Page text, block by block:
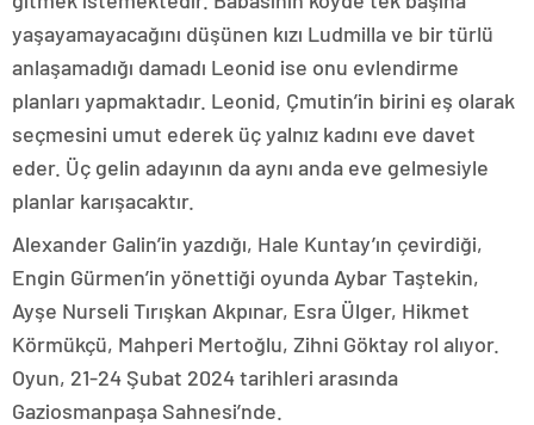
yaşayamayacağını düşünen kızı Ludmilla ve bir türlü
anlaşamadığı damadı Leonid ise onu evlendirme
planları yapmaktadır. Leonid, Çmutin’in birini eş olarak
seçmesini umut ederek üç yalnız kadını eve davet
eder. Üç gelin adayının da aynı anda eve gelmesiyle
planlar karışacaktır.
Alexander Galin’in yazdığı, Hale Kuntay’ın çevirdiği,
Engin Gürmen’in yönettiği oyunda Aybar Taştekin,
Ayşe Nurseli Tırışkan Akpınar, Esra Ülger, Hikmet
Körmükçü, Mahperi Mertoğlu, Zihni Göktay rol alıyor.
Oyun, 21-24 Şubat 2024 tarihleri arasında
Gaziosmanpaşa Sahnesi’nde.